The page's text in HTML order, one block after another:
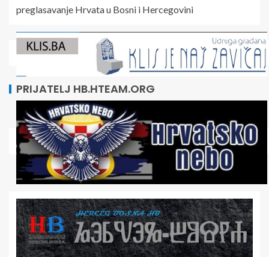
preglasavanje Hrvata u Bosni i Hercegovini
PRIJATELJ HB.HTEAM.ORG